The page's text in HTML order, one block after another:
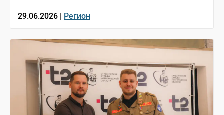
29.06.2026 | Регион